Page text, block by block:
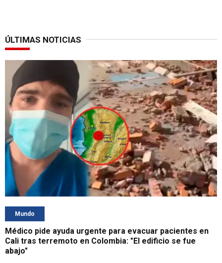
ÚLTIMAS NOTICIAS
Mundo
Médico pide ayuda urgente para evacuar pacientes en
Cali tras terremoto en Colombia: "El edificio se fue
abajo"